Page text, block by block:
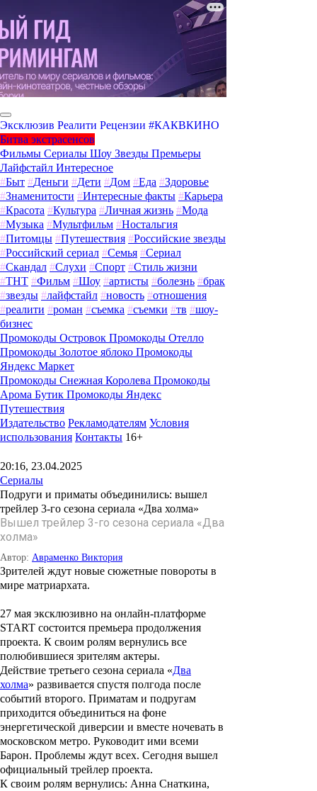
Эксклюзив Реалити Рецензии #КАКВКИНО
Битва экстрасенсов
Фильмы Сериалы Шоу Звезды Премьеры
Лайфстайл Интересное
#Быт #Деньги #Дети #Дом #Еда #Здоровье
#Знаменитости #Интересные факты #Карьера
#Красота #Культура #Личная жизнь #Мода
#Музыка #Мультфильм #Ностальгия
#Питомцы #Путешествия #Российские звезды
#Российский сериал #Семья #Сериал
#Скандал #Слухи #Спорт #Стиль жизни
#ТНТ #Фильм #Шоу #артисты #болезнь #брак
#звезды #лайфстайл #новость #отношения
#реалити #роман #съемка #съемки #тв #шоу-
бизнес
Промокоды Островок Промокоды Отелло
Промокоды Золотое яблоко Промокоды
Яндекс Маркет
Промокоды Снежная Королева Промокоды
Арома Бутик Промокоды Яндекс
Путешествия
Издательство Рекламодателям Условия
использования Контакты 16+
20:16, 23.04.2025
Сериалы
Подруги и приматы объединились: вышел
трейлер 3-го сезона сериала «Два холма»
Вышел трейлер 3-го сезона сериала «Два
холма»
Автор: Авраменко Виктория
Зрителей ждут новые сюжетные повороты в
мире матриархата.
27 мая эксклюзивно на онлайн-платформе
START состоится премьера продолжения
проекта. К своим ролям вернулись все
полюбившиеся зрителям актеры.
Действие третьего сезона сериала «Два
холма» развивается спустя полгода после
событий второго. Приматам и подругам
приходится объединиться на фоне
энергетической диверсии и вместе ночевать в
московском метро. Руководит ими всеми
Барон. Проблемы ждут всех. Сегодня вышел
официальный трейлер проекта.
К своим ролям вернулись: Анна Снаткина,